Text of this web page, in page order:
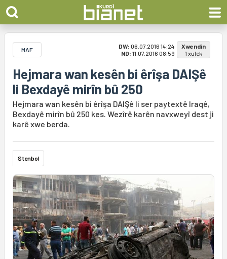
MAF DW: 06.07.2016 14:24
ND: 11.07.2016 08:59
Xwendin
1 xulek
Hejmara wan kesên bi êrîşa DAIŞê
li Bexdayê mirîn bû 250
Hejmara wan kesên bi êrîşa DAIŞê li ser paytextê Iraqê,
Bexdayê mirîn bû 250 kes. Wezîrê karên navxweyî dest ji
karê xwe berda.
Stenbol